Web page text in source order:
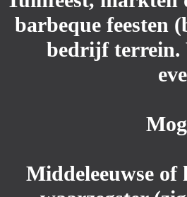
barbeque feesten
bedrijf terrein.
Middeleeuwse